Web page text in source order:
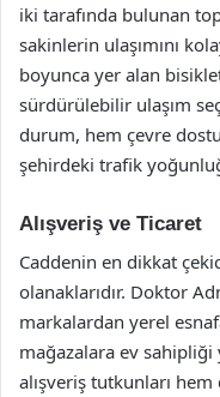
iki tarafında bulunan
sakinlerin ulaşımını
boyunca yer alan
sürdürülebilir ulaşım
durum, hem çevre
şehirdeki trafik
Alışveriş ve Ticaret
Caddenin en dikkat
olanaklarıdır. Doktor
markalardan yerel
mağazalara ev
alışveriş tutkunları